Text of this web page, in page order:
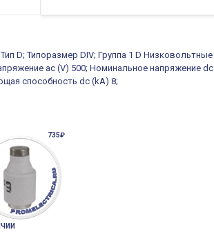
D; Типоразмер DIV; Группа 1 D Низковольтные
ac (V) 500; Номинальное напряжение dc
способность dc (kA) 8;
735₽